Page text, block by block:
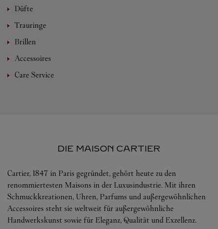
Düfte
Trauringe
Brillen
Accessoires
Care Service
DIE MAISON CARTIER
Cartier, 1847 in Paris gegründet, gehört heute zu den
renommiertesten Maisons in der Luxusindustrie. Mit ihren
Schmuckkreationen, Uhren, Parfums und außergewöhnlichen
Accessoires steht sie weltweit für außergewöhnliche
Handwerkskunst sowie für Eleganz, Qualität und Exzellenz.